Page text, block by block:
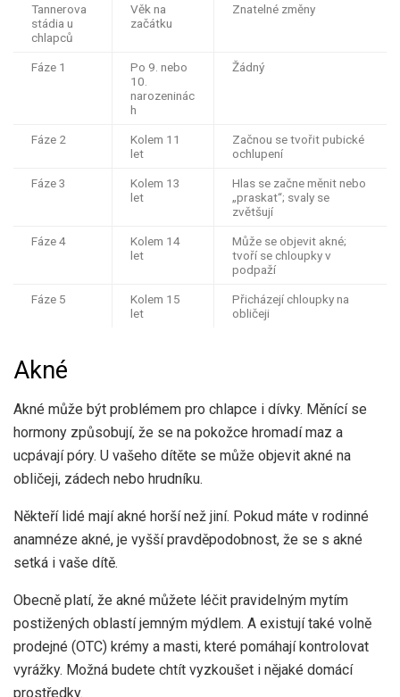
Tannerova
stádia u
chlapců
Věk na
začátku
Znatelné změny
Fáze 1
Po 9. nebo
10.
narozeninác
h
Žádný
Fáze 2
Kolem 11
let
Začnou se tvořit pubické
ochlupení
Fáze 3
Kolem 13
let
Hlas se začne měnit nebo
„praskat“; svaly se
zvětšují
Fáze 4
Kolem 14
let
Může se objevit akné;
tvoří se chloupky v
podpaží
Fáze 5
Kolem 15
let
Přicházejí chloupky na
obličeji
Akné
Akné může být problémem pro chlapce i dívky. Měnící se
hormony způsobují, že se na pokožce hromadí maz a
ucpávají póry. U vašeho dítěte se může objevit akné na
obličeji, zádech nebo hrudníku.
Někteří lidé mají akné horší než jiní. Pokud máte v rodinné
anamnéze akné, je vyšší pravděpodobnost, že se s akné
setká i vaše dítě.
Obecně platí, že akné můžete léčit pravidelným mytím
postižených oblastí jemným mýdlem. A existují také volně
prodejné (OTC) krémy a masti, které pomáhají kontrolovat
vyrážky. Možná budete chtít vyzkoušet i nějaké domácí
prostředky.